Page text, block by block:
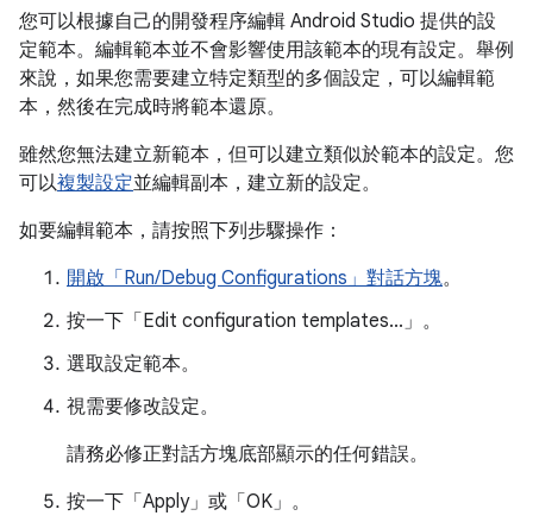
您可以根據自己的開發程序編輯 Android Studio 提供的設
定範本。編輯範本並不會影響使用該範本的現有設定。舉例
來說，如果您需要建立特定類型的多個設定，可以編輯範
本，然後在完成時將範本還原。
雖然您無法建立新範本，但可以建立類似於範本的設定。您
可以複製設定並編輯副本，建立新的設定。
如要編輯範本，請按照下列步驟操作：
開啟「Run/Debug Configurations」對話方塊。
按一下「Edit configuration templates...」 。
選取設定範本。
視需要修改設定。
請務必修正對話方塊底部顯示的任何錯誤。
按一下「Apply」 或「OK」 。